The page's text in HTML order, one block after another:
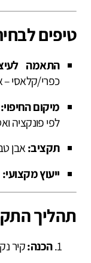
טיפים
התאמה
כפרי/קלאסי –
מיקום החיפוי:
לפי פונקציה
תקציב:אבן
ייעוץ מקצועי:
תהליך
הכנה:קיר